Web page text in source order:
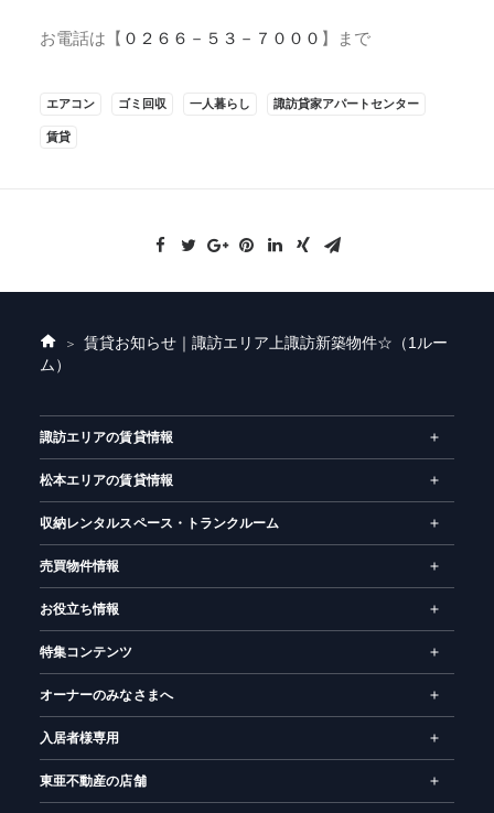
お電話は【 ０２６６－５３－７０００ 】まで
エアコン ゴミ回収 一人暮らし 諏訪貸家アパートセンター
賃貸
ホ
ー
賃貸お知らせ｜諏訪エリア 上諏訪新築物件☆（1ルー
ム）
諏訪エリアの賃貸情報
松本エリアの賃貸情報
収納レンタルスペース・トランクルーム
売買物件情報
お役立ち情報
特集コンテンツ
オーナーのみなさまへ
入居者様専用
東亜不動産の店舗